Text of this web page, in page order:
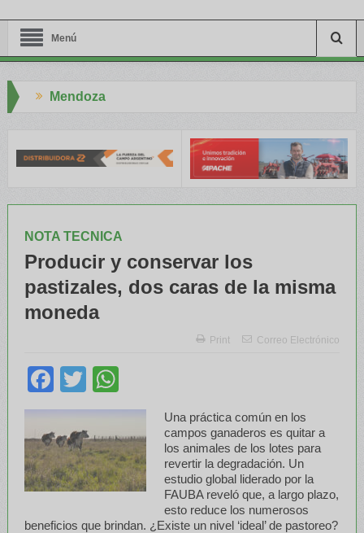
Menú
NOTA TECNICA
Producir y conservar los
pastizales, dos caras de la misma
moneda
Print Correo Electrónico
Facebook
Twitter
Una práctica común en los
campos ganaderos es quitar a
los animales de los lotes para
revertir la degradación. Un
estudio global liderado por la
FAUBA reveló que, a largo plazo,
esto reduce los numerosos
beneficios que brindan. ¿Existe un nivel ‘ideal’ de pastoreo?